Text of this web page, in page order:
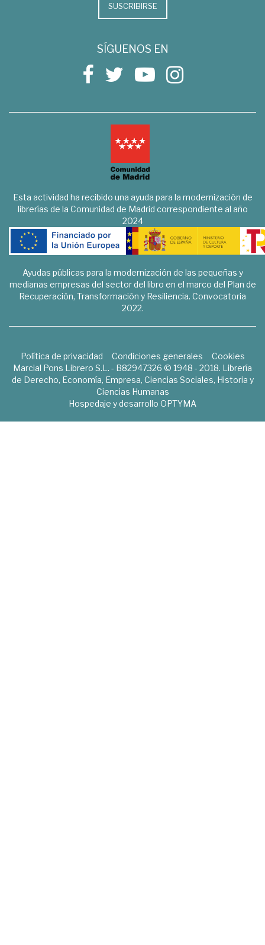
SUSCRIBIRSE
SÍGUENOS EN
Esta actividad ha recibido una ayuda para la modernización de
librerías de la Comunidad de Madrid correspondiente al año
2024
Ayudas públicas para la modernización de las pequeñas y
medianas empresas del sector del libro en el marco del Plan de
Recuperación, Transformación y Resiliencia. Convocatoria
2022.
Política de privacidad Condiciones generales
Cookies
Marcial Pons Librero S.L. - B82947326 © 1948 - 2018. Librería
de Derecho, Economía, Empresa, Ciencias Sociales, Historia y
Ciencias Humanas
Hospedaje y desarrollo OPTYMA